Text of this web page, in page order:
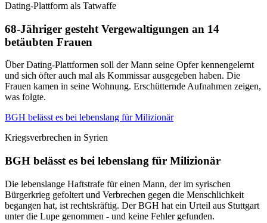
Dating-Plattform als Tatwaffe
68-Jähriger gesteht Vergewaltigungen an 14
betäubten Frauen
Über Dating-Plattformen soll der Mann seine Opfer kennengelernt
und sich öfter auch mal als Kommissar ausgegeben haben. Die
Frauen kamen in seine Wohnung. Erschütternde Aufnahmen zeigen,
was folgte.
BGH belässt es bei lebenslang für Milizionär
Kriegsverbrechen in Syrien
BGH belässt es bei lebenslang für Milizionär
Die lebenslange Haftstrafe für einen Mann, der im syrischen
Bürgerkrieg gefoltert und Verbrechen gegen die Menschlichkeit
begangen hat, ist rechtskräftig. Der BGH hat ein Urteil aus Stuttgart
unter die Lupe genommen - und keine Fehler gefunden.